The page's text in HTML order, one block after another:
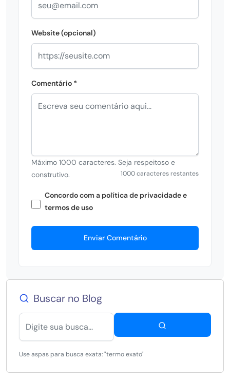
Website (opcional)
Comentário *
Máximo 1000 caracteres. Seja respeitoso e
construtivo.
1000 caracteres restantes
Concordo com a política de privacidade e
termos de uso
Enviar Comentário
Buscar no Blog
Use aspas para busca exata: "termo exato"